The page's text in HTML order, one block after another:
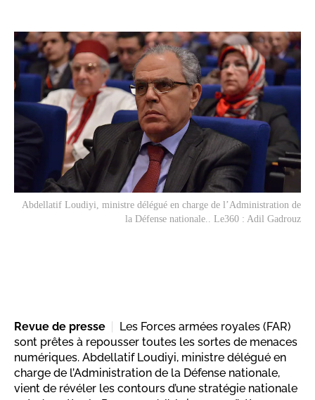
Abdellatif Loudiyi, ministre délégué en charge de l’Administration de
la Défense nationale.. Le360 : Adil Gadrouz
Revue de presse
Les Forces armées royales (FAR)
sont prêtes à repousser toutes les sortes de menaces
numériques. Abdellatif Loudiyi, ministre délégué en
charge de l’Administration de la Défense nationale,
vient de révéler les contours d’une stratégie nationale